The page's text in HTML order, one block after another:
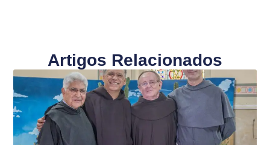
Artigos Relacionados